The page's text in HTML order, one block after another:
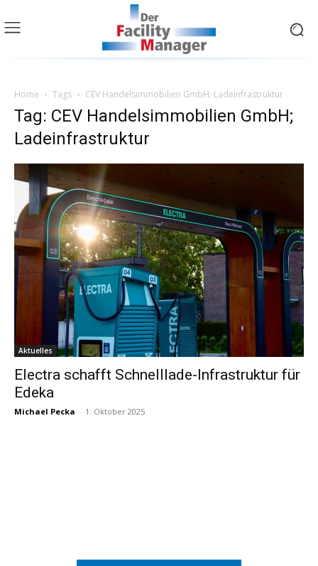
Home Tags CEV Handelsimmobilien GmbH; Ladeinfrastruktur
Tag: CEV Handelsimmobilien GmbH;
Ladeinfrastruktur
Aktuelles
Electra schafft Schnelllade-Infrastruktur für
Edeka
Michael Pecka - 1. Oktober 2025